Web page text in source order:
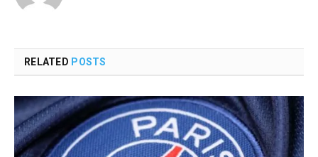
RELATED POSTS